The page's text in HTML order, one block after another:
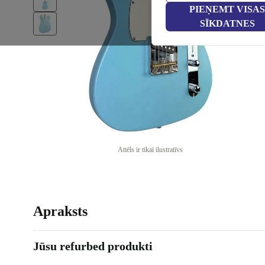
PIEŅEMT VISAS
SĪKDATNES
Attēls ir tikai ilustratīvs
Apraksts
Jūsu refurbed produkti